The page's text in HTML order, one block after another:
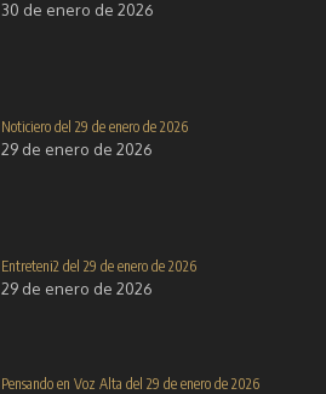
30 de enero de 2026
Noticiero del 29 de enero de 2026
29 de enero de 2026
Entreteni2 del 29 de enero de 2026
29 de enero de 2026
Pensando en Voz Alta del 29 de enero de 2026